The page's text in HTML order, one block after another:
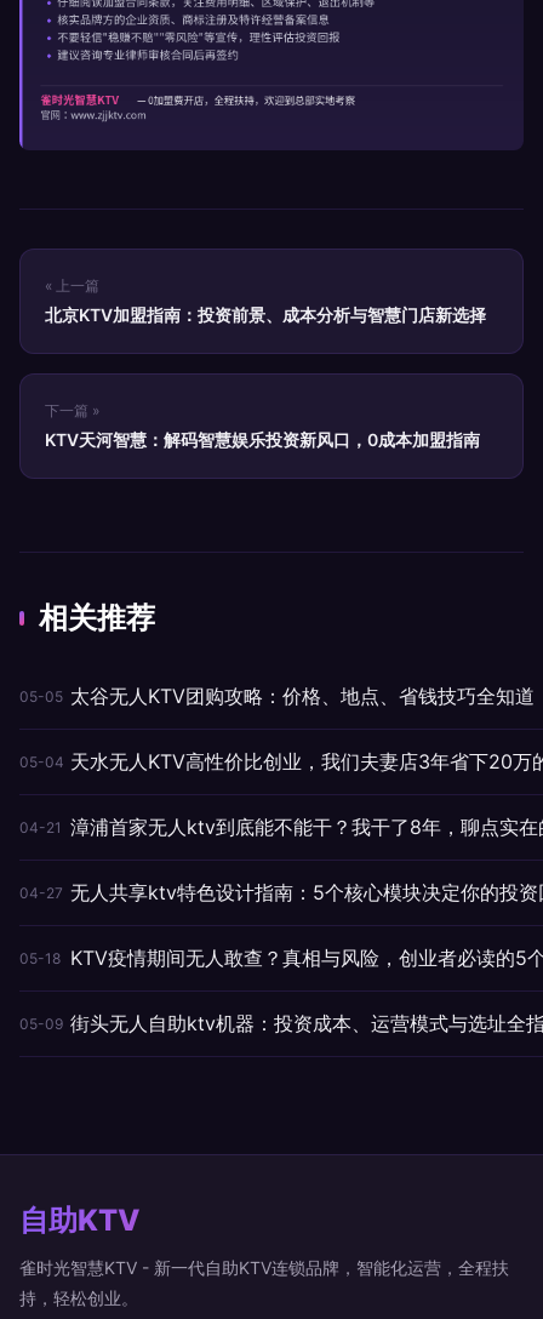
« 上一篇
北京KTV加盟指南：投资前景、成本分析与智慧门店新选择
下一篇 »
KTV天河智慧：解码智慧娱乐投资新风口，0成本加盟指南
相关推荐
05-05 太谷无人KTV团购攻略：价格、地点、省钱技巧全知道
05-04 天水无人KTV高性价比创业，我们夫妻店3年省下20万
04-21 漳浦首家无人ktv到底能不能干？我干了8年，聊点实在
04-27 无人共享ktv特色设计指南：5个核心模块决定你的投资
05-18 KTV疫情期间无人敢查？真相与风险，创业者必读的5
05-09 街头无人自助ktv机器：投资成本、运营模式与选址全
自助KTV
雀时光智慧KTV - 新一代自助KTV连锁品牌，智能化运营，全程扶
持，轻松创业。